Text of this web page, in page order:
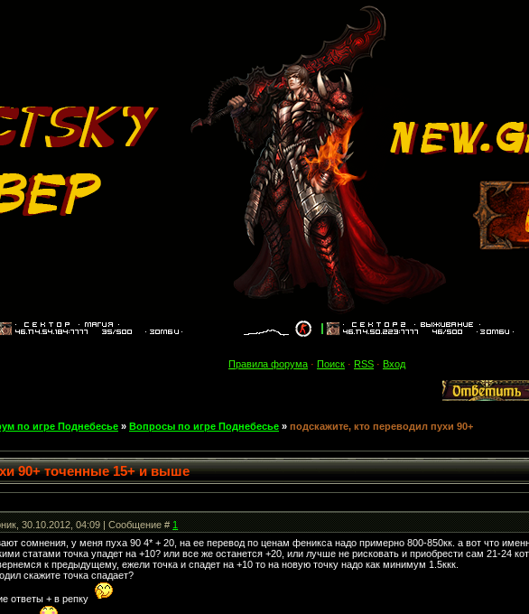
Правила форума · Поиск · RSS · Вход
по игре Поднебесье » Вопросы по игре Поднебесье » подскажите, кто переводил пухи 90+
90+ точенные 15+ и выше
30.10.2012, 04:09 | Сообщение #1
сомнения, у меня пуха 90 4* + 20, на ее перевод по ценам феникса надо примерно 800-850кк. а вот что
статами точка упадет на +10? или все же останется +20, или лучше не рисковать и приобрести сам 21-24
к предыдущему, ежели точка и спадет на +10 то на новую точку надо как минимум 1.5ккк.
скажите точка спадает?
ответы + в репку